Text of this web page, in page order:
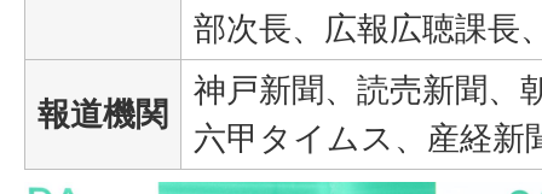
部次長、広報広聴課長
報道機関
神戸新聞、読売新聞、
六甲タイムス、産経新